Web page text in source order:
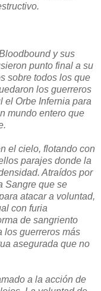
y sus
punto final a su
sobre todos los que
los guerreros
el Orbe Infernia para
mundo entero que
el cielo, flotando con
parajes donde la
Atraídos por
Sangre que se
atacar a voluntad,
con furia
de sangriento
los guerreros más
asegurada que no
a la acción de